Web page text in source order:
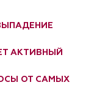
АКТИВНЫЙ
ОТ САМЫХ